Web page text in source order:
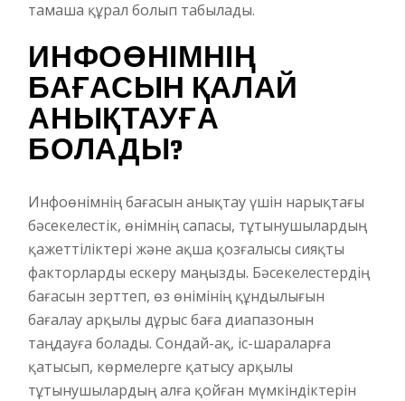
тамаша құрал болып табылады.
ИНФОӨНІМНІҢ
БАҒАСЫН ҚАЛАЙ
АНЫҚТАУҒА
БОЛАДЫ?
Инфоөнімнің бағасын анықтау үшін нарықтағы
бәсекелестік, өнімнің сапасы, тұтынушылардың
қажеттіліктері және ақша қозғалысы сияқты
факторларды ескеру маңызды. Бәсекелестердің
бағасын зерттеп, өз өнімінің құндылығын
бағалау арқылы дұрыс баға диапазонын
таңдауға болады. Сондай-ақ, іс-шараларға
қатысып, көрмелерге қатысу арқылы
тұтынушылардың алға қойған мүмкіндіктерін